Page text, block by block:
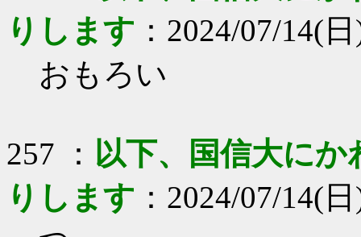
りします ：2024/07/14(
おもろい
257 ： 以下、国信大に
りします ：2024/07/14(